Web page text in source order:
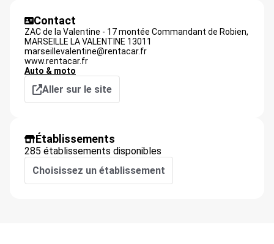
Contact
ZAC de la Valentine - 17 montée Commandant de Robien,
MARSEILLE LA VALENTINE 13011
marseillevalentine@rentacar.fr
www.rentacar.fr
Auto & moto
Aller sur le site
Établissements
285 établissements disponibles
Choisissez un établissement